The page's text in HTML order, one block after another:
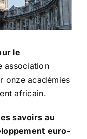
le
association
onze académies
africain.
savoirs au
euro-